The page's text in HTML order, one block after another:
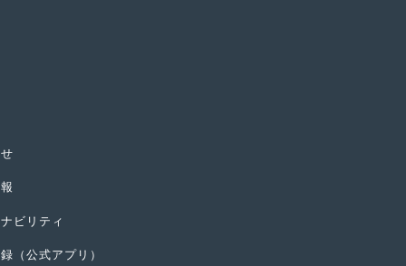
ビリティ
（公式アプリ）